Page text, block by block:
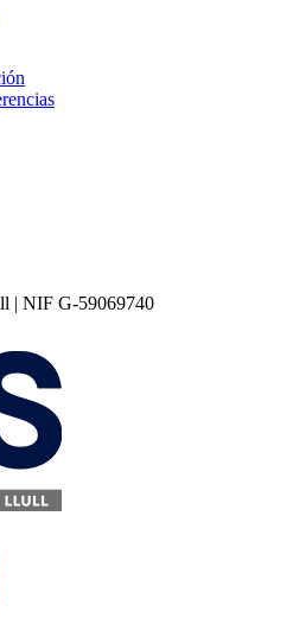
| NIF G-59069740